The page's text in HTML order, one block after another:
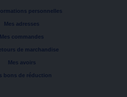
personnelles
Mes adresses
Mes commandes
de marchandise
Mes avoirs
bons de réduction